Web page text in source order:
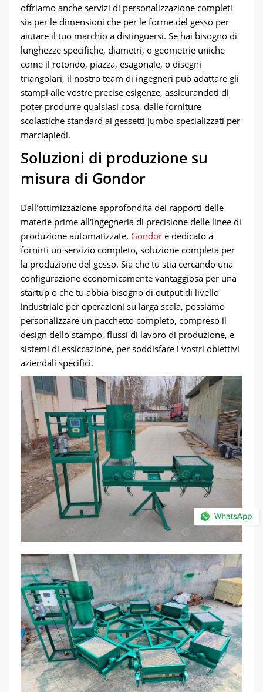
offriamo anche servizi di personalizzazione completi
sia per le dimensioni che per le forme del gesso per
aiutare il tuo marchio a distinguersi. Se hai bisogno di
lunghezze specifiche, diametri, o geometrie uniche
come il rotondo, piazza, esagonale, o disegni
triangolari, il nostro team di ingegneri può adattare gli
stampi alle vostre precise esigenze, assicurandoti di
poter produrre qualsiasi cosa, dalle forniture
scolastiche standard ai gessetti jumbo specializzati per
marciapiedi.
Soluzioni di produzione su
misura di Gondor
Dall'ottimizzazione approfondita dei rapporti delle
materie prime all'ingegneria di precisione delle linee di
produzione automatizzate, Gondor è dedicato a
fornirti un servizio completo, soluzione completa per
la produzione del gesso. Sia che tu stia cercando una
configurazione economicamente vantaggiosa per una
startup o che tu abbia bisogno di output di livello
industriale per operazioni su larga scala, possiamo
personalizzare un pacchetto completo, compreso il
design dello stampo, flussi di lavoro di produzione, e
sistemi di essiccazione, per soddisfare i vostri obiettivi
aziendali specifici.